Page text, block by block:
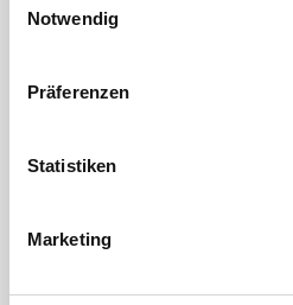
Notwendig
Präferenzen
Statistiken
Marketing